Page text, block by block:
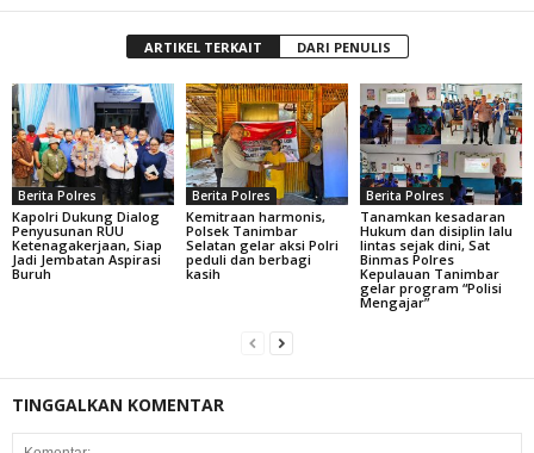
ARTIKEL TERKAIT DARI PENULIS
Berita Polres
Kapolri Dukung Dialog
Penyusunan RUU
Ketenagakerjaan, Siap
Jadi Jembatan Aspirasi
Buruh
Berita Polres
Kemitraan harmonis,
Polsek Tanimbar
Selatan gelar aksi Polri
peduli dan berbagi
kasih
Berita Polres
Tanamkan kesadaran
Hukum dan disiplin lalu
lintas sejak dini, Sat
Binmas Polres
Kepulauan Tanimbar
gelar program “Polisi
Mengajar”
TINGGALKAN KOMENTAR